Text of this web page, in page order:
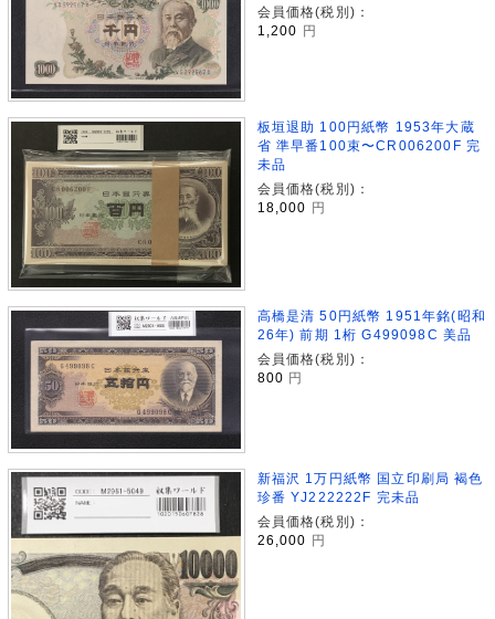
会員価格(税別)：
1,200 円
板垣退助 100円紙幣 1953年大蔵
省 準早番100束〜CR006200F 完
未品
会員価格(税別)：
18,000
円
高橋是清 50円紙幣 1951年銘(昭和
26年) 前期 1桁 G499098C 美品
会員価格(税別)：
800 円
新福沢 1万円紙幣 国立印刷局 褐色
珍番 YJ222222F 完未品
会員価格(税別)：
26,000 円